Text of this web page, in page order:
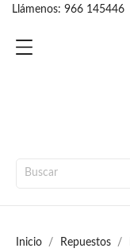
Llámenos: 966 145446
Inicio Repuestos